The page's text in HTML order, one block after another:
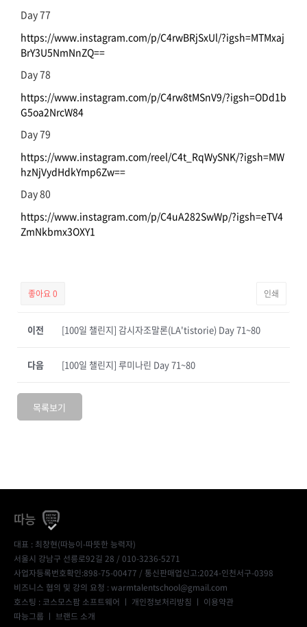
Day 77
https://www.instagram.com/p/C4rwBRjSxUl/?igsh=MTMxaj
BrY3U5NmNnZQ==
Day 78
https://www.instagram.com/p/C4rw8tMSnV9/?igsh=ODd1b
G5oa2NrcW84
Day 79
https://www.instagram.com/reel/C4t_RqWySNK/?igsh=MW
hzNjVydHdkYmp6Zw==
Day 80
https://www.instagram.com/p/C4uA282SwWp/?igsh=eTV4
ZmNkbmx3OXY1
좋아요0 인쇄
이전 [100일 챌린지] 감시자조말론(LA'tistorie) Day 71~80
[100일 챌린지] 루미나린 Day 71~80
다음
목록보기
따능
대표 : 최창현(따능이-따뜻한 능력자)
서울시 강남구 선릉로92길 28 / 010-3236-5271
사업자등록번호확인:898-75-00477 / 통신판매업신고:2024-인천서구-0398
비즈니스 협의 및 강의 요청 : warmtalentschool@gmail.com
호스팅 : 코스모스팜 소프트웨어 ㅣ 개인정보처리방침 ㅣ 이용약관
따능그룹 ㅣ 브랜드 소개